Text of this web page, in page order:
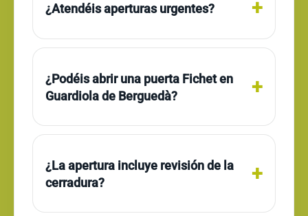
¿Atendéis aperturas urgentes?
¿Podéis abrir una puerta Fichet en
Guardiola de Berguedà?
¿La apertura incluye revisión de la
cerradura?